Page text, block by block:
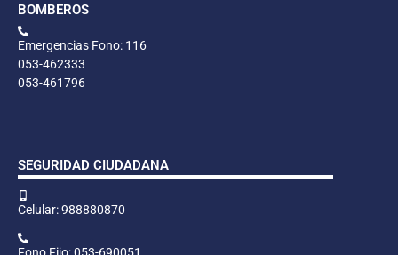
BOMBEROS
Emergencias Fono: 116
053-462333
053-461796
SEGURIDAD CIUDADANA
Celular: 988880870
Fono Fijo: 053-690051